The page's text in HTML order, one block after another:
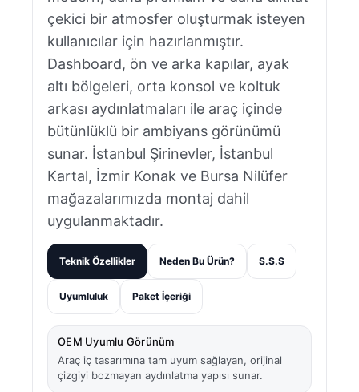
çekici bir atmosfer oluşturmak isteyen
kullanıcılar için hazırlanmıştır.
Dashboard, ön ve arka kapılar, ayak
altı bölgeleri, orta konsol ve koltuk
arkası aydınlatmaları ile araç içinde
bütünlüklü bir ambiyans görünümü
sunar. İstanbul Şirinevler, İstanbul
Kartal, İzmir Konak ve Bursa Nilüfer
mağazalarımızda montaj dahil
uygulanmaktadır.
Teknik Özellikler Neden Bu Ürün? S.S.S
Uyumluluk Paket İçeriği
OEM Uyumlu Görünüm
Araç iç tasarımına tam uyum sağlayan, orijinal
çizgiyi bozmayan aydınlatma yapısı sunar.